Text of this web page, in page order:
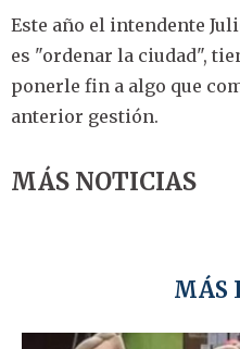
Este año el intendente
es "ordenar la ciudad",
ponerle fin a algo que
anterior gestión.
MÁS NOTICIAS
MÁS